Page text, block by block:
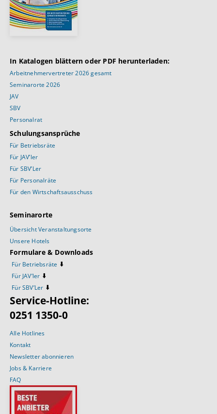
In Katalogen blättern oder PDF herunterladen:
Arbeitnehmervertreter 2026 gesamt
Seminarorte 2026
JAV
SBV
Personalrat
Schulungsansprüche
Für Betriebsräte
Für JAV’ler
Für SBV’Ler
Für Personalräte
Für den Wirtschaftsausschuss
Seminarorte
Übersicht Veranstaltungsorte
Unsere Hotels
Formulare & Downloads
Für Betriebsräte ⬇️
Für JAV’ler ⬇️
Für SBV’Ler ⬇️
Service-Hotline:
0251 1350-0
Alle Hotlines
Kontakt
Newsletter abonnieren
Jobs & Karriere
FAQ